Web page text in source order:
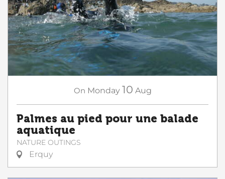
On Monday 10 Aug
Palmes au pied pour une balade
aquatique
NATURE OUTINGS
Erquy